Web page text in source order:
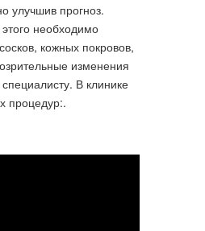
улучшив прогноз.
необходимо
кожных покровов,
изменения
В клинике
процедур:.